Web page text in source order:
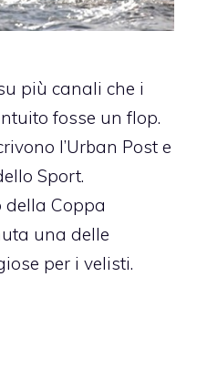
più canali che i
fosse un flop.
l’Urban Post e
Sport.
Coppa
una delle
per i velisti.